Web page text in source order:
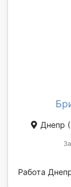
Днепр
Работа